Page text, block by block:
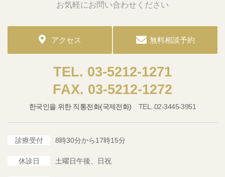
お気軽にお問い合わせください
アクセス 無料相談予約
03-5212-1271
03-5212-1272
한국인을 위한 직통전화(국제전화) 02-3445-3951
診療受付 8時30分から17時15分
休診日 土曜日午後、日祝